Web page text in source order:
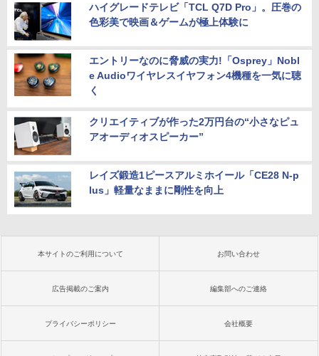
ハイグレードテレビ「TCL Q7D Pro」。圧巻の
色彩美で映画＆ゲームが極上体験に
エントリーなのに脅威の実力!「Osprey」Nobl
e Audioワイヤレスイヤフォン4機種を一気に聴
く
クリエイティブが作った2万円台の“小さなピュ
アオーディオスピーカー”
レイズ鍛造1ピースアルミホイール「CE28 N-p
lus」軽量なままに剛性を向上
本サイトのご利用について お問い合わせ
広告掲載のご案内 編集部へのご連絡
プライバシーポリシー 会社概要